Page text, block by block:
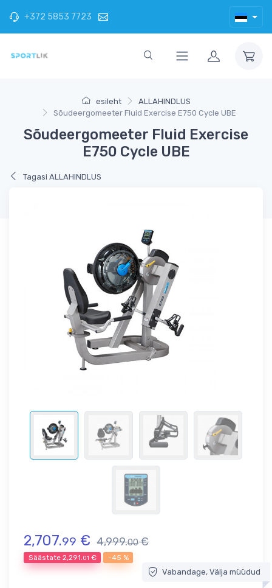
+372 5853 7723
esileht
ALLAHINDLUS
Sõudeergomeeter Fluid Exercise E750 Cycle UBE
Sõudeergomeeter Fluid Exercise
E750 Cycle UBE
Tagasi ALLAHINDLUS
2,707.99 € 4,999.00€
Säästate 2,291.01 € -45 %
Vabandage, Välja müüdud